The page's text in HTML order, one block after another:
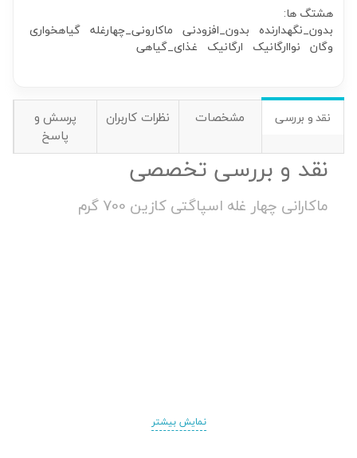
هشتگ ها:
بدون_نگهدارنده بدون_افزودنی ماکارونی_چهارغله گیاهخواری
وگان نواارگانیک ارگانیک غذای_گیاهی
نقد و بررسی مشخصات نظرات کاربران
پرسش و
پاسخ
نقد و بررسی تخصصی
ماکارانی چهار غله اسپاگتی کازین 700 گرم
نمایش بیشتر